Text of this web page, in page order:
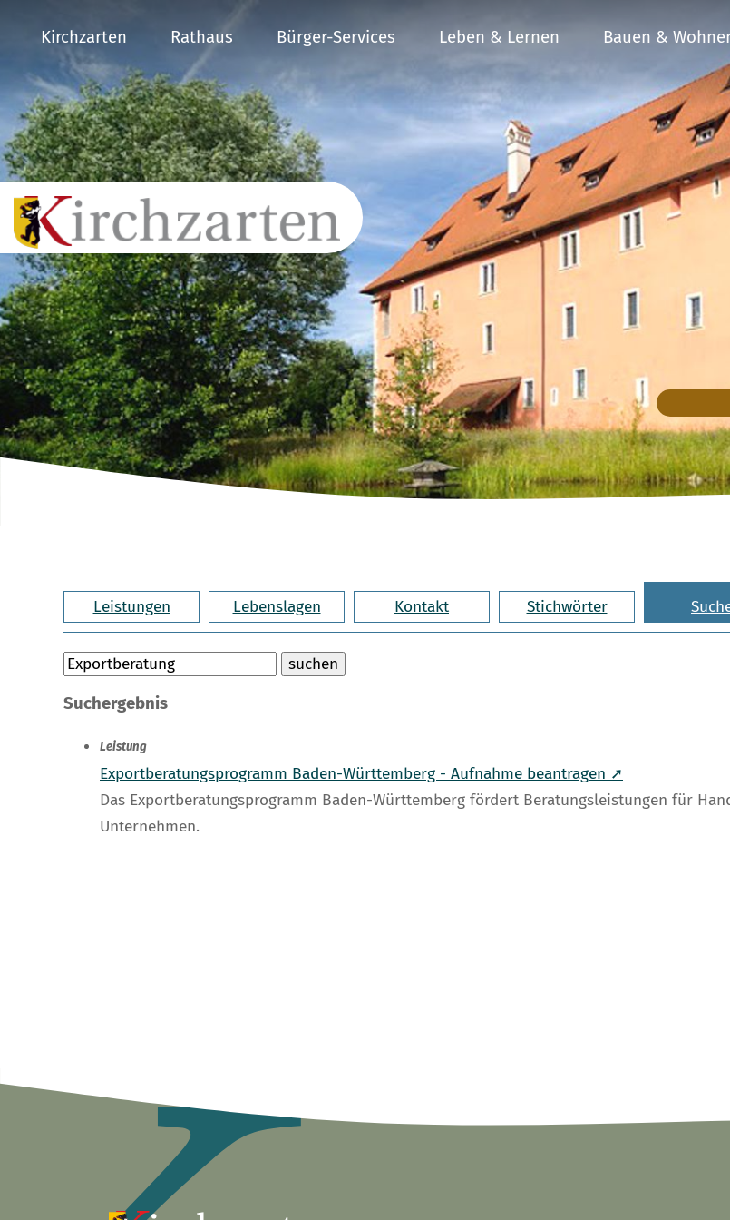
Kirchzarten Rathaus Bürger-Services Leben & Lernen Bauen &
Leistungen Lebenslagen Kontakt Stichwörter
Suchergebnis
Leistung
Exportberatungsprogramm Baden-Württemberg - Aufnahme beantragen ➚
Das Exportberatungsprogramm Baden-Württemberg fördert Beratungsleistungen für
Unternehmen.